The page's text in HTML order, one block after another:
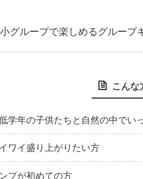
グループで楽しめるグループ
こんな
学年の子供たちと自然の中でい
ワイ盛り上がりたい方
プが初めての方